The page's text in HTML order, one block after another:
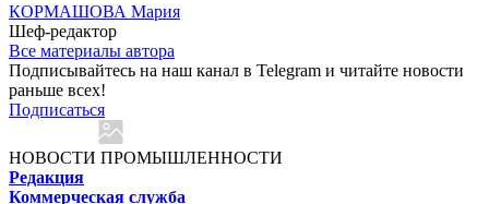
КОРМАШОВА Мария
Шеф-редактор
Все материалы автора
Подписывайтесь на наш канал в Telegram и читайте новости
раньше всех!
Подписаться
НОВОСТИ ПРОМЫШЛЕННОСТИ
Редакция
Коммерческая служба